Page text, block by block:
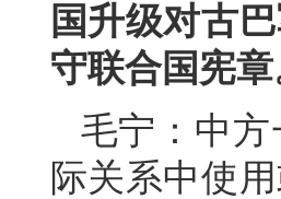
国升级对古
守联合国宪
毛宁：中
际关系中使